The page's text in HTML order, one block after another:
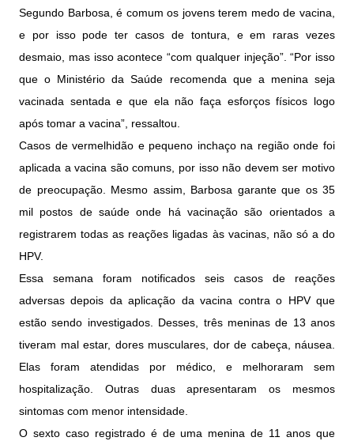
Segundo Barbosa, é comum os jovens terem medo de vacina,
e por isso pode ter casos de tontura, e em raras vezes
desmaio, mas isso acontece “com qualquer injeção”. “Por isso
que o Ministério da Saúde recomenda que a menina seja
vacinada sentada e que ela não faça esforços físicos logo
após tomar a vacina”, ressaltou.
Casos de vermelhidão e pequeno inchaço na região onde foi
aplicada a vacina são comuns, por isso não devem ser motivo
de preocupação. Mesmo assim, Barbosa garante que os 35
mil postos de saúde onde há vacinação são orientados a
registrarem todas as reações ligadas às vacinas, não só a do
HPV.
Essa semana foram notificados seis casos de reações
adversas depois da aplicação da vacina contra o HPV que
estão sendo investigados. Desses, três meninas de 13 anos
tiveram mal estar, dores musculares, dor de cabeça, náusea.
Elas foram atendidas por médico, e melhoraram sem
hospitalização. Outras duas apresentaram os mesmos
sintomas com menor intensidade.
O sexto caso registrado é de uma menina de 11 anos que